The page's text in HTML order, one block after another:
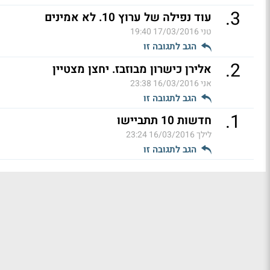
3
. עוד נפילה של ערוץ 10. לא אמינים
טני17/03/2016 19:40
הגב לתגובה זו
2
. אלירן כישרון מבוזבז. יחצן מצטיין
אני16/03/2016 23:38
הגב לתגובה זו
1
. חדשות 10 תתביישו
לילך16/03/2016 23:24
הגב לתגובה זו